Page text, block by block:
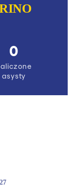
0
asysty